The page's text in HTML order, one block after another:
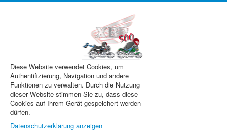
Diese Website verwendet Cookies, um
Authentifizierung, Navigation und andere
Funktionen zu verwalten. Durch die Nutzung
dieser Website stimmen Sie zu, dass diese
Cookies auf Ihrem Gerät gespeichert werden
dürfen.
Datenschutzerklärung anzeigen